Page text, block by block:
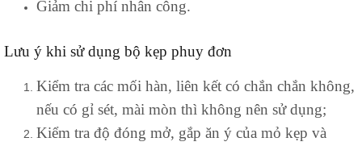
Giảm chi phí nhân công.
Lưu ý khi sử dụng bộ kẹp phuy đơn
Kiểm tra các mối hàn, liên kết có chắn chắn không,
nếu có gỉ sét, mài mòn thì không nên sử dụng;
Kiểm tra độ đóng mở, gắp ăn ý của mỏ kẹp và